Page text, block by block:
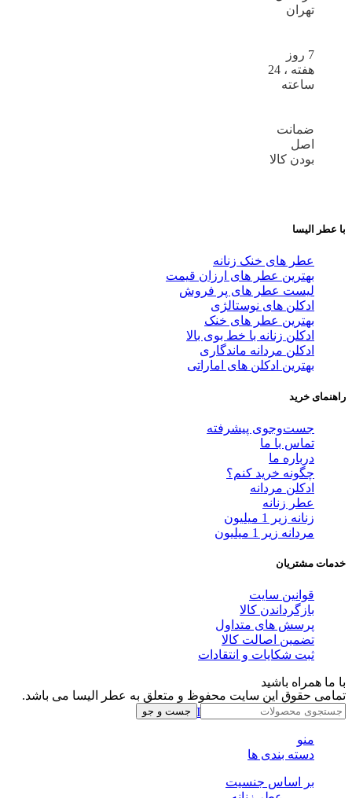
تهران
7 روز
هفته ، 24
ساعته
ضمانت
اصل
بودن کالا
با عطر الیسا
عطر های خنک زنانه
بهترین عطر های ارزان قیمت
لیست عطر های پر فروش
ادکلن های نوستالژی
بهترین عطر های خنک
ادکلن زنانه با خط بوی بالا
ادکلن مردانه ماندگاری
بهترین ادکلن های اماراتی
راهنمای خرید
جست‌وجوی پیشرفته
تماس با ما
درباره ما
چگونه خرید کنم؟
ادکلن مردانه
عطر زنانه
زنانه زیر 1 میلیون
مردانه زیر 1 میلیون
خدمات مشتریان
قوانین سایت
بازگرداندن کالا
پرسش های متداول
تضمین اصالت کالا
ثبت شکایات و انتقادات
با ما همراه باشید
Telegram Whatsapp Instagram
تمامی حقوق این سایت محفوظ و متعلق به عطر الیسا می باشد.
جست و جو
منو
دسته بندی ها
بر اساس جنسیت